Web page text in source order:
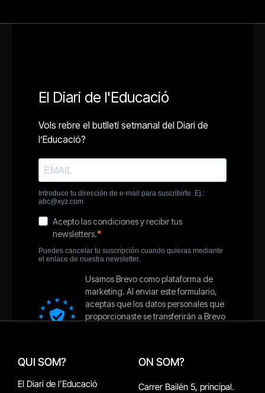
QUI SOM?
El Diari de l'Educació
ON SOM?
Carrer Bailén 5, principal.